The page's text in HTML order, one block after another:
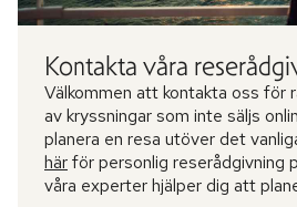
Kontakta våra
Välkommen att kontakta oss för
av kryssningar som inte säljs
planera en resa utöver det
härför personlig reserådgivning
våra experter hjälper dig att